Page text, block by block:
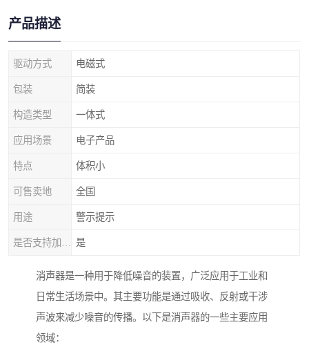
产品描述
驱动方式 电磁式
包装 简装
构造类型 一体式
应用场景 电子产品
特点 体积小
可售卖地 全国
用途 警示提示
是
消声器是一种用于降低噪音的装置，广泛应用于工业和
日常生活场景中。其主要功能是通过吸收、反射或干涉
声波来减少噪音的传播。以下是消声器的一些主要应用
领域：